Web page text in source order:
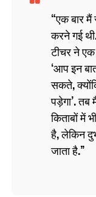
एक बार
करने गई
टीचर ने एक
‘आप इन
सकते,
पड़ेगा’. तब
किताबों में
है, लेकिन
जाता है.